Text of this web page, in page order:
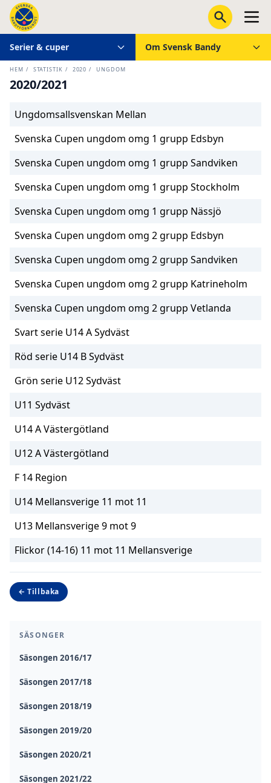
Serier & cuper Om Svensk Bandy
HEM / STATISTIK / 2020 / UNGDOM
SÄSONGER
Säsongen 2016/17
Säsongen 2017/18
Säsongen 2018/19
Säsongen 2019/20
Säsongen 2020/21
Säsongen 2021/22
2020/2021
Ungdomsallsvenskan Mellan
Svenska Cupen ungdom omg 1 grupp Edsbyn
Svenska Cupen ungdom omg 1 grupp Sandviken
Svenska Cupen ungdom omg 1 grupp Stockholm
Svenska Cupen ungdom omg 1 grupp Nässjö
Svenska Cupen ungdom omg 2 grupp Edsbyn
Svenska Cupen ungdom omg 2 grupp Sandviken
Svenska Cupen ungdom omg 2 grupp Katrineholm
Svenska Cupen ungdom omg 2 grupp Vetlanda
Svart serie U14 A Sydväst
Röd serie U14 B Sydväst
Grön serie U12 Sydväst
U11 Sydväst
U14 A Västergötland
U12 A Västergötland
F 14 Region
U14 Mellansverige 11 mot 11
U13 Mellansverige 9 mot 9
Flickor (14-16) 11 mot 11 Mellansverige
← Tillbaka